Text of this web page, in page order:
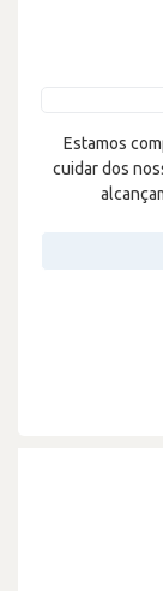
Estamos
cuidar dos